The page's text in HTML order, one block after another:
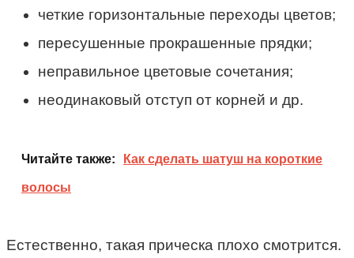
четкие горизонтальные переходы цветов;
пересушенные прокрашенные прядки;
неправильное цветовые сочетания;
неодинаковый отступ от корней и др.
Читайте также: Как сделать шатуш на короткие
волосы
Естественно, такая прическа плохо смотрится.